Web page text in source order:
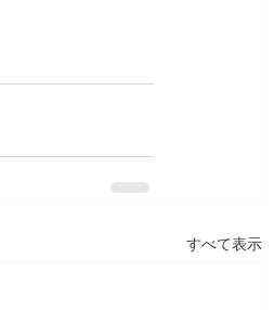
すべて表示